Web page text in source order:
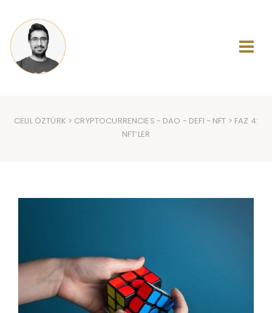
CELIL ÖZTÜRK > CRYPTOCURRENCIES - DAO - DEFI - NFT > FAZ 4:
NFT’LER